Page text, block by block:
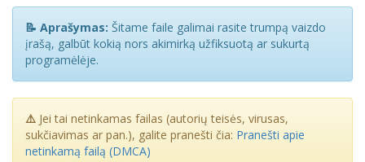
📝 Aprašymas: Šitame faile galimai rasite trumpą vaizdo
įrašą, galbūt kokią nors akimirką užfiksuotą ar sukurtą
programėlėje.
⚠️ Jei tai netinkamas failas (autorių teisės, virusas,
sukčiavimas ar pan.), galite pranešti čia: Pranešti apie
netinkamą failą (DMCA)